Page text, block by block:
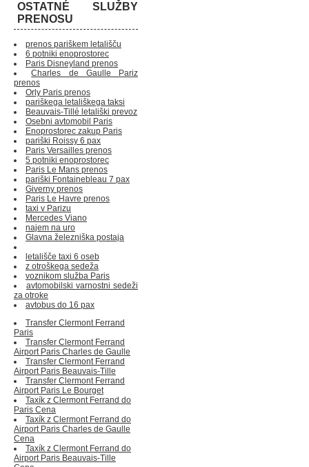
OSTATNÉ SLUŽBY
PRENOSU
prenos pariškem letališču
6 potniki enoprostorec
Paris Disneyland prenos
Charles de Gaulle Pariz
prenos
Orly Paris prenos
pariškega letališkega taksi
Beauvais-Tillé letališki prevoz
Osebni avtomobil Paris
Enoprostorec zakup Paris
pariški Roissy 6 pax
Paris Versailles prenos
5 potniki enoprostorec
Paris Le Mans prenos
pariški Fontainebleau 7 pax
Giverny prenos
Paris Le Havre prenos
taxi v Parizu
Mercedes Viano
najem na uro
Glavna železniška postaja
letališče taxi 6 oseb
z otroškega sedeža
voznikom služba Paris
avtomobilski varnostni sedeži
za otroke
avtobus do 16 pax
Transfer Clermont Ferrand
Paris
Transfer Clermont Ferrand
Airport Paris Charles de Gaulle
Transfer Clermont Ferrand
Airport Paris Beauvais-Tille
Transfer Clermont Ferrand
Airport Paris Le Bourget
Taxík z Clermont Ferrand do
Paris Cena
Taxík z Clermont Ferrand do
Airport Paris Charles de Gaulle
Cena
Taxík z Clermont Ferrand do
Airport Paris Beauvais-Tille